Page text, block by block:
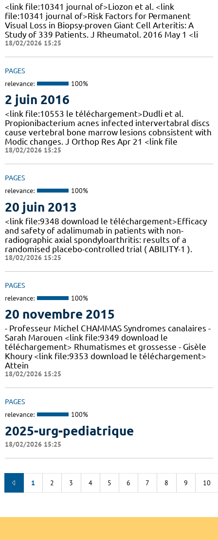
<link file:10341 journal of>Liozon et al. <link
file:10341 journal of>Risk Factors for Permanent
Visual Loss in Biopsy-proven Giant Cell Arteritis: A
Study of 339 Patients. J Rheumatol. 2016 May 1 <li
18/02/2026 15:25
PAGES
relevance: 100%
2 juin 2016
<link file:10553 le téléchargement>Dudli et al.
Propionibacterium acnes infected intervertabral discs
cause vertebral bone marrow lesions cobnsistent with
Modic changes. J Orthop Res Apr 21 <link file
18/02/2026 15:25
PAGES
relevance: 100%
20 juin 2013
<link file:9348 download le téléchargement>Efficacy
and safety of adalimumab in patients with non-
radiographic axial spondyloarthritis: results of a
randomised placebo-controlled trial ( ABILITY-1 ).
18/02/2026 15:25
PAGES
relevance: 100%
20 novembre 2015
- Professeur Michel CHAMMAS Syndromes canalaires -
Sarah Marouen <link file:9349 download le
téléchargement> Rhumatismes et grossesse - Gisèle
Khoury <link file:9353 download le téléchargement>
Attein
18/02/2026 15:25
PAGES
relevance: 100%
2025-urg-pediatrique
18/02/2026 15:25
1 2 3 4 5 6 7 8 9 10